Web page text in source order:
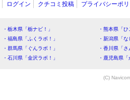
ログイン クチコミ投稿 プライバシーポ
・栃木県「栃ナビ！」
・熊本県「
・福島県「ふくラボ！」
・新潟県「
・群馬県「ぐんラボ！」
・香川県「
・石川県「金沢ラボ！」
・鹿児島県
(C)